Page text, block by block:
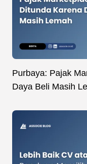
Purbaya: Pajak
Daya Beli Masih